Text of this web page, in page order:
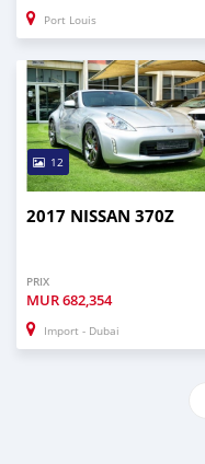
Port Louis
12
2017 NISSAN 370Z
PRIX
MUR682,354
Import - Dubai